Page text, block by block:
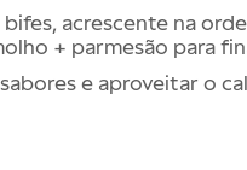
acrescente na
+ parmesão para
e aproveitar o